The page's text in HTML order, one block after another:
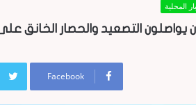
المحلية
يواصلون التصعيد والحصار الخانق
Facebook